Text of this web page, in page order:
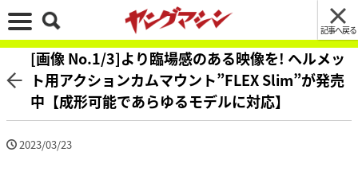
記事へ戻る
[画像 No.1/3]より臨場感のある映像を! ヘルメッ
ト用アクションカムマウント”FLEX Slim”が発売
中【成形可能であらゆるモデルに対応】
2023/03/23